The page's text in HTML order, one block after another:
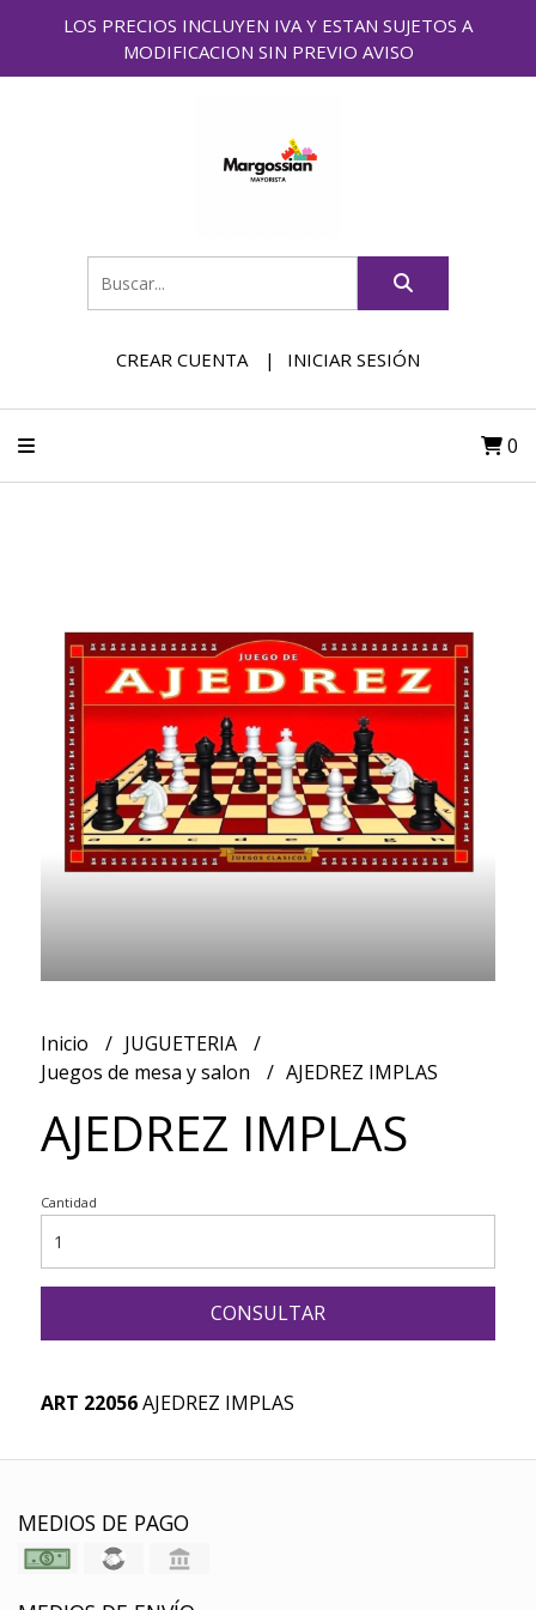
LOS PRECIOS INCLUYEN IVA Y ESTAN SUJETOS A
MODIFICACION SIN PREVIO AVISO
CREAR CUENTA INICIAR SESIÓN
0
Inicio
JUGUETERIA
Juegos de mesa y salon
AJEDREZ IMPLAS
AJEDREZ IMPLAS
Cantidad
CONSULTAR
ART 22056AJEDREZ IMPLAS
MEDIOS DE PAGO